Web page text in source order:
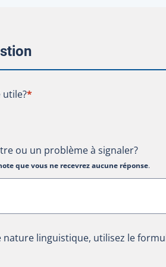
utile?
utile?*
ou un problème à signaler?
que vous ne recevrez aucune réponse.
linguistique, utilisez le